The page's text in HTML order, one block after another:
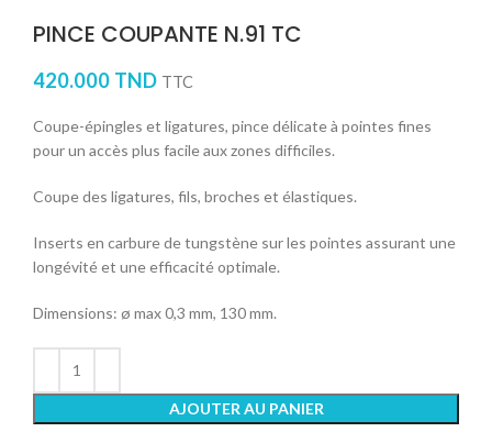
PINCE COUPANTE N.91 TC
420.000 TND TTC
Coupe-épingles et ligatures, pince délicate à pointes fines
pour un accès plus facile aux zones difficiles.
Coupe des ligatures, fils, broches et élastiques.
Inserts en carbure de tungstène sur les pointes assurant une
longévité et une efficacité optimale.
Dimensions: ø max 0,3 mm, 130 mm.
AJOUTER AU PANIER